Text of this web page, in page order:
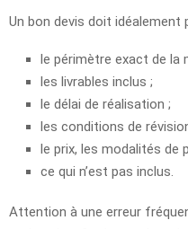
Un bon devis doit idéalement
le périmètre exact de la
les livrables inclus ;
le délai de réalisation ;
les conditions de
le prix, les modalités de
ce qui n’est pas inclus.
Attention à une erreur